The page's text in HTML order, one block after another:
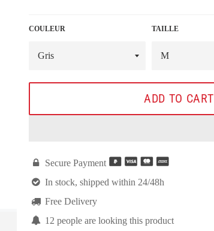
COULEUR TAILLE
ADD TO CART
 Secure Payment
 In stock, shipped within 24/48h
 Free Delivery
 12 people are looking this product